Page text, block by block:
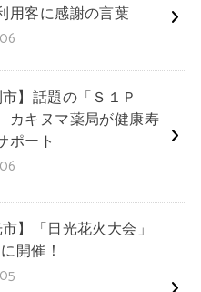
客に感謝の言葉
市】話題の「Ｓ１Ｐ
キヌマ薬局が健康寿
ポート
市】「日光花火大会」
開催！